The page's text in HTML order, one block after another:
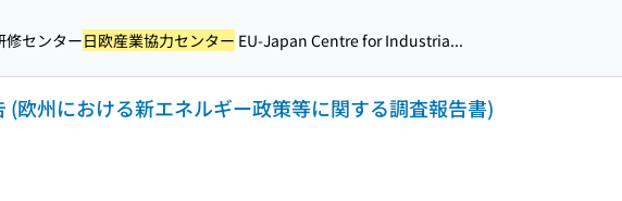
修センター日欧産業協力センター EU-Japan Centre for Industria...
欧州における新エネルギー政策等に関する調査報告書)